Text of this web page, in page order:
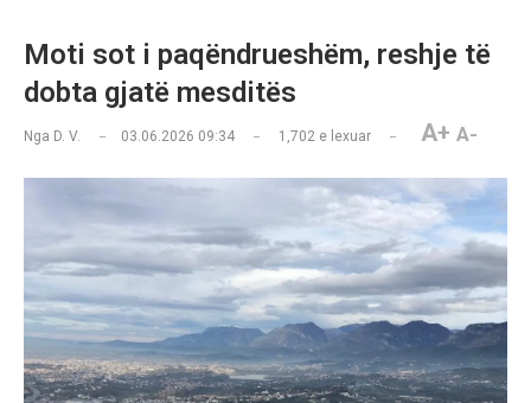
Moti sot i paqëndrueshëm, reshje të
dobta gjatë mesditës
Nga D. V. 03.06.2026 09:34 1,702 e lexuar A+ A-